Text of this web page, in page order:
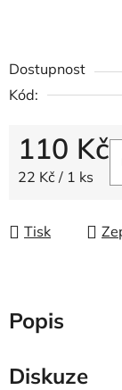
Dostupnost
Kód:
110 Kč
Měrná cena:
22 Kč / 1 ks
Tisk
Popis
Diskuze